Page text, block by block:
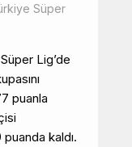
Süper
Lig’de
puanla
kaldı.